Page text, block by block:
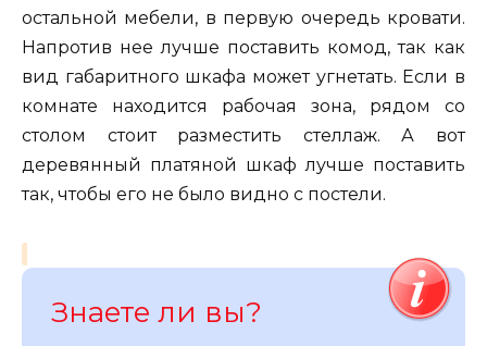
остальной мебели, в первую очередь кровати.
Напротив нее лучше поставить комод, так как
вид габаритного шкафа может угнетать. Если в
комнате находится рабочая зона, рядом со
столом стоит разместить стеллаж. А вот
деревянный платяной шкаф лучше поставить
так, чтобы его не было видно с постели.
Знаете ли вы?